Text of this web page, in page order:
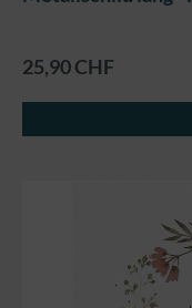
25,90 CHF